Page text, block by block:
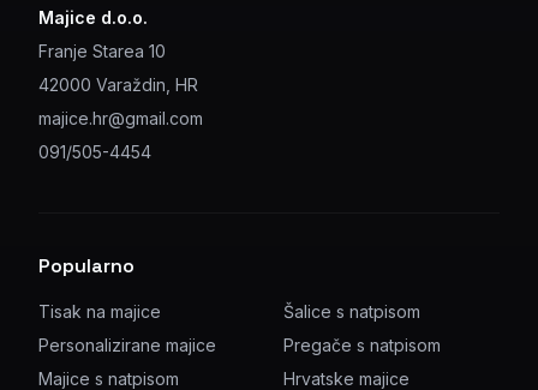
Majice d.o.o.
Franje Starea 10
42000 Varaždin, HR
majice.hr@gmail.com
091/505-4454
Popularno
Tisak na majice
Personalizirane majice
Majice s natpisom
Šalice s natpisom
Pregače s natpisom
Hrvatske majice